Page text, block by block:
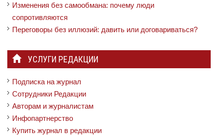
Изменения без самообмана: почему люди
сопротивляются
Переговоры без иллюзий: давить или договариваться?
УСЛУГИ РЕДАКЦИИ
Подписка на журнал
Сотрудники Редакции
Авторам и журналистам
Инфопартнерство
Купить журнал в редакции